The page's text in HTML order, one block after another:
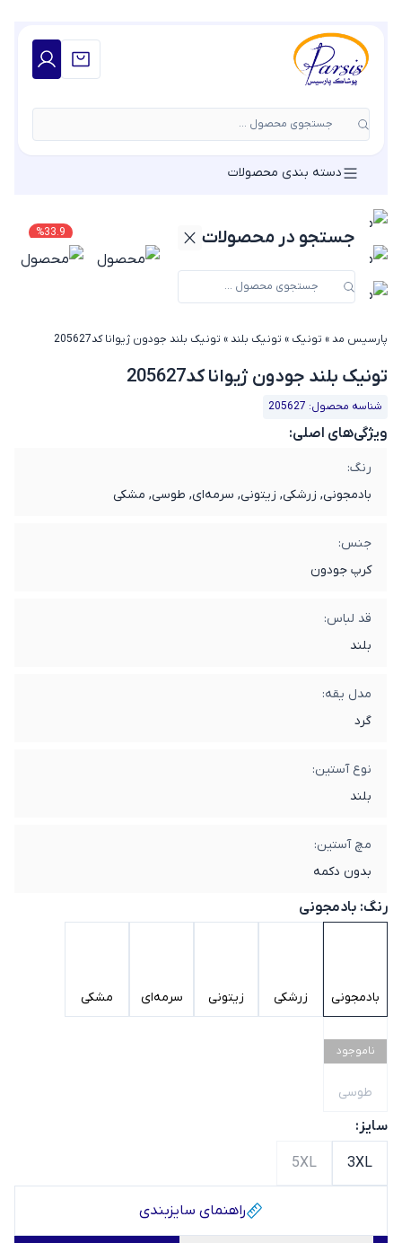
جستجوی محصول ...
جستجو در محصولات
دسته بندی محصولات
33.9
%
پارسیس مد» تونیک » تونیک بلند» تونیک بلند جودون ژیوانا کد205627
تونیک بلند جودون ژیوانا کد205627
شناسه محصول: 205627
ویژگی‌های اصلی:
رنگ:
بادمجونی, زرشکی, زیتونی, سرمه‌ای, طوسی, مشکی
جنس:
کرپ جودون
قد لباس:
بلند
مدل یقه:
گرد
نوع آستین:
بلند
مچ آستین:
بدون دکمه
رنگ: بادمجونی
بادمجونی زرشکی زیتونی سرمه‌ای مشکی
ناموجود
طوسی
سایز:
3XL
5XL
راهنمای سایز‌بندی